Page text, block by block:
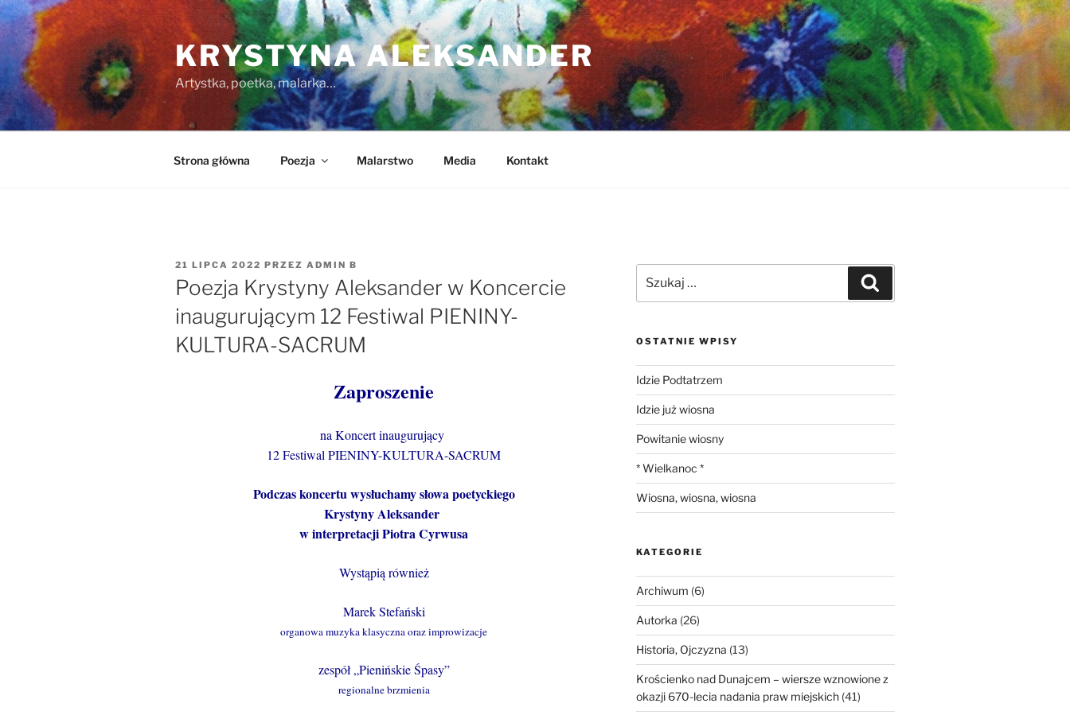
Przejdź
do
treści
KRYSTYNA ALEKSANDER
Artystka, poetka, malarka…
Strona główna Poezja Malarstwo Media Kontakt
OPUBLIKOWANE
W
21 LIPCA 2022 PRZEZ ADMIN B
Poezja Krystyny Aleksander w Koncercie
inaugurującym 12 Festiwal PIENINY-
KULTURA-SACRUM
Zaproszenie
na Koncert inaugurujący
12 Festiwal PIENINY-KULTURA-SACRUM
Podczas koncertu wysłuchamy słowa poetyckiego
Krystyny Aleksander
w interpretacji Piotra Cyrwusa
Wystąpią również
Marek Stefański
organowa muzyka klasyczna oraz improwizacje
zespół „Pienińskie Śpasy”
regionalne brzmienia
OSTATNIE WPISY
Idzie Podtatrzem
Idzie już wiosna
Powitanie wiosny
* Wielkanoc *
Wiosna, wiosna, wiosna
KATEGORIE
Archiwum (6)
Autorka (26)
Historia, Ojczyzna (13)
Krościenko nad Dunajcem – wiersze wznowione z
okazji 670-lecia nadania praw miejskich(41)